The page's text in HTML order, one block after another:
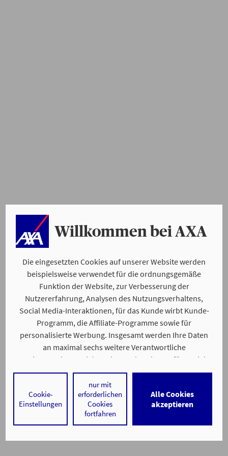
Willkommen bei AXA
Die eingesetzten Cookies auf unserer Website werden
beispielsweise verwendet für die ordnungsgemäße
Funktion der Website, zur Verbesserung der
Nutzererfahrung, Analysen des Nutzungsverhaltens,
Social Media-Interaktionen, für das Kunde wirbt Kunde-
Programm, die Affiliate-Programme sowie für
personalisierte Werbung. Insgesamt werden Ihre Daten
an maximal sechs weitere Verantwortliche
weitergegeben. Bei dem Einsatz der Dienste für Social
Media-Interaktionen und personalisierte Werbung
werden regelmäßig durch den jeweiligen Anbieter
individuelle Profile angelegt und mit Daten von anderen
Webseiten zu umfassenden Nutzungsprofilen von Ihnen
Alle Cookies
akzeptieren
nur mit
erforderlichen
Cookies
fortfahren
Cookie-
Einstellungen